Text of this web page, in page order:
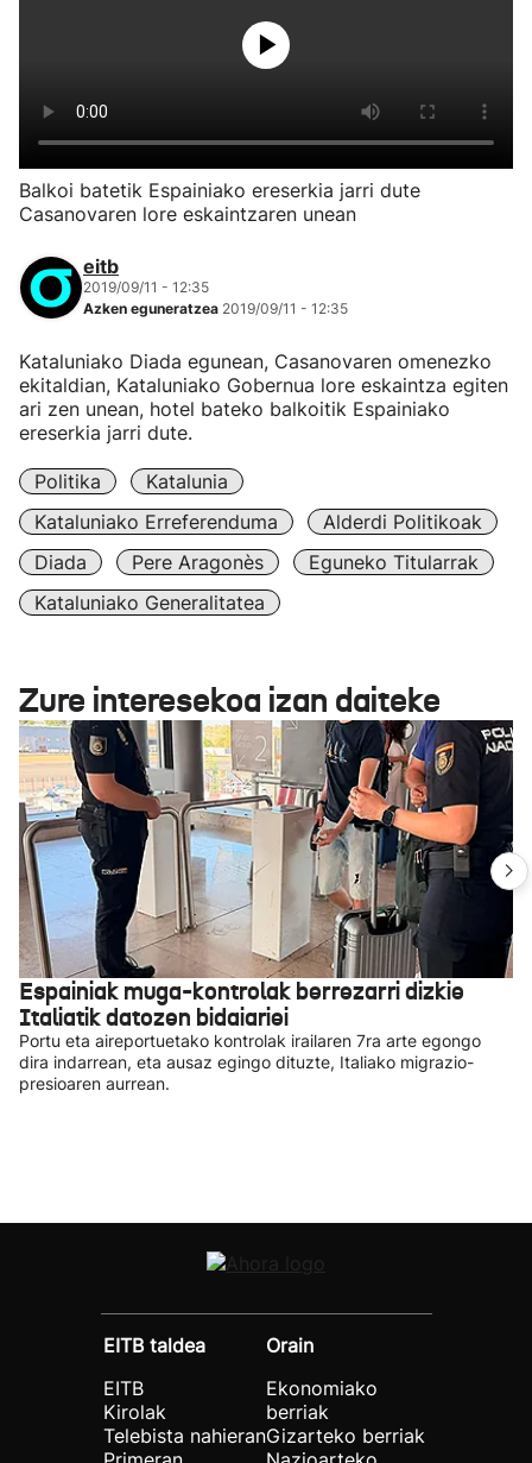
Balkoi batetik Espainiako ereserkia jarri dute
Casanovaren lore eskaintzaren unean
eitb
2019/09/11 - 12:35
Azken eguneratzea 2019/09/11 - 12:35
Kataluniako Diada egunean, Casanovaren omenezko
ekitaldian, Kataluniako Gobernua lore eskaintza egiten
ari zen unean, hotel bateko balkoitik Espainiako
ereserkia jarri dute.
Politika
Katalunia
Kataluniako Erreferenduma
Alderdi Politikoak
Diada
Pere Aragonès
Eguneko Titularrak
Kataluniako Generalitatea
Zure interesekoa izan daiteke
Espainiak muga-kontrolak berrezarri dizkie
Italiatik datozen bidaiariei
Portu eta aireportuetako kontrolak irailaren 7ra arte egongo
dira indarrean, eta ausaz egingo dituzte, Italiako migrazio-
presioaren aurrean.
EITB taldea
EITB
Kirolak
Telebista nahieran
Orain
Ekonomiako
berriak
Gizarteko berriak